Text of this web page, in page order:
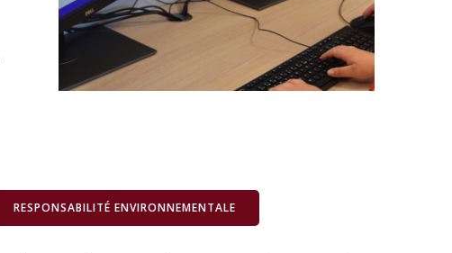
RESPONSABILITÉ ENVIRONNEMENTALE